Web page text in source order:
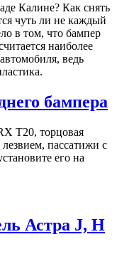
Калине? Как снять
чуть ли не каждый
в том, что бампер
наиболее
ведь
бампера
T20, торцовая
пассатижи с
его на
Астра J, H